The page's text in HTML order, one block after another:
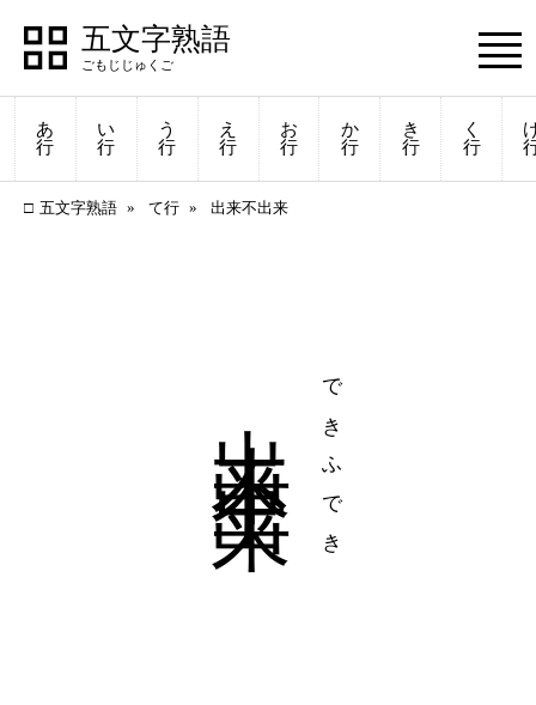
五文字熟語
あ
行
い
行
う
行
え
行
お
行
か
行
き
行
く
行
五文字熟語 て行 出来不出来
できふでき